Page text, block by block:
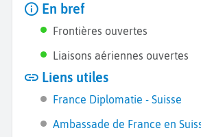
En bref
Frontières ouvertes
Liaisons aériennes ouvertes
Liens utiles
France Diplomatie - Suisse
Ambassade de France en